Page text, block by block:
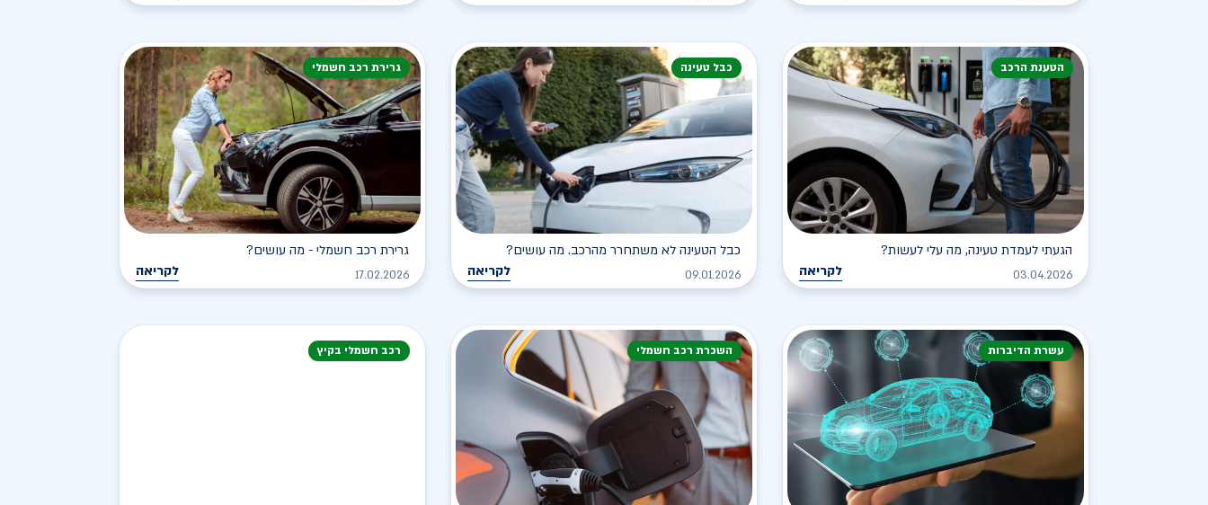
הטענת הרכב
הגעתי לעמדת טעינה, מה עלי לעשות?
03.04.2026 לקריאה
כבל טעינה
כבל הטעינה לא משתחרר מהרכב. מה עושים?
09.01.2026 לקריאה
גרירת רכב חשמלי
גרירת רכב חשמלי - מה עושים?
17.02.2026 לקריאה
עשרת הדיברות השכרת רכב חשמלי רכב חשמלי בקיץ